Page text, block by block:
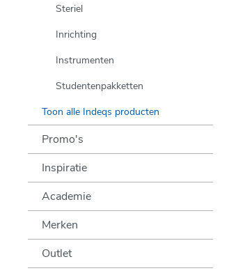
Steriel
Inrichting
Instrumenten
Studentenpakketten
Toon alle Indeqs producten
Promo's
Inspiratie
Academie
Merken
Outlet